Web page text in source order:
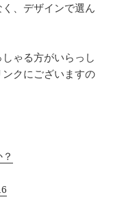
、デザインで選ん
ゃる方がいらっし
クにございますの